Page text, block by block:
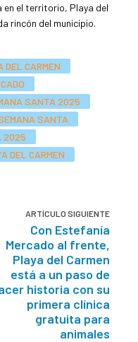
en el territorio, Playa del
rincón del municipio.
DEL CARMEN
SANTA 2025
SANTA
2025
DEL CARMEN
ARTÍCULO SIGUIENTE
Con Estefanía
Mercado al frente,
Playa del Carmen
está a un paso de
historia con su
primera clínica
gratuita para
animales